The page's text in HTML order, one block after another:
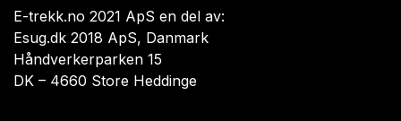
E-trekk.no 2021 ApS en del av:
Esug.dk 2018 ApS, Danmark
Håndverkerparken 15
DK – 4660 Store Heddinge